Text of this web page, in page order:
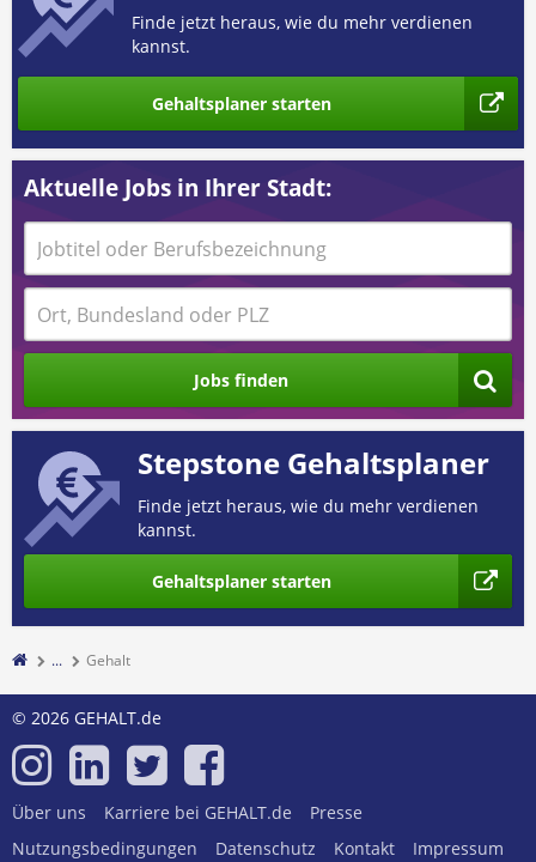
Finde jetzt heraus, wie du mehr verdienen
kannst.
Gehaltsplaner starten
Aktuelle Jobs in Ihrer Stadt:
Jobs finden
Stepstone Gehaltsplaner
Finde jetzt heraus, wie du mehr verdienen
kannst.
Gehaltsplaner starten
... Gehalt
© 2026 GEHALT.de
Über uns Karriere bei GEHALT.de
Presse
Nutzungsbedingungen
Datenschutz Kontakt Impressum